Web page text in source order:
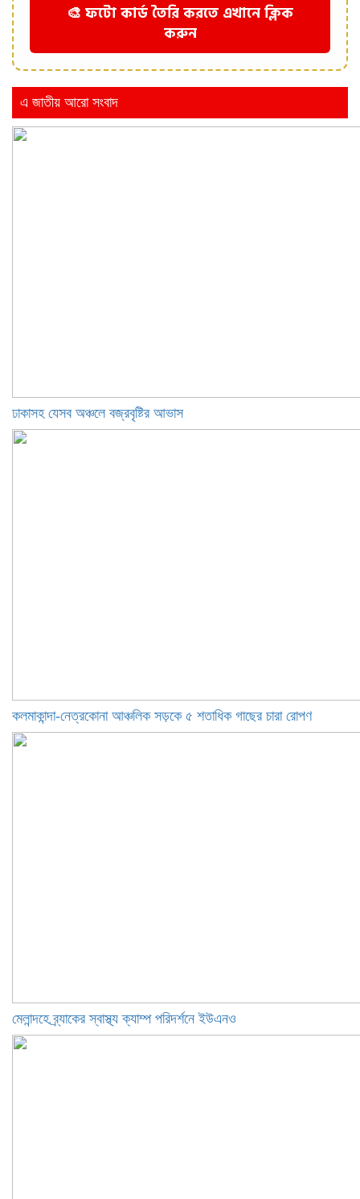
🎨 ফটো কার্ড তৈরি করতে এখানে ক্লিক
করুন
এ জাতীয় আরো সংবাদ
ঢাকাসহ যেসব অঞ্চলে বজ্রবৃষ্টির আভাস
কলমাকান্দা-নেত্রকোনা আঞ্চলিক সড়কে ৫ শতাধিক গাছের চারা রোপণ
মেলান্দহে ব্র্যাকের স্বাস্থ্য ক্যাম্প পরিদর্শনে ইউএনও